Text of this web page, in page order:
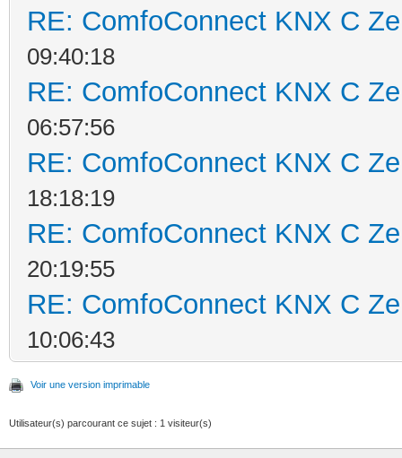
RE: ComfoConnect KNX C
09:40:18
RE: ComfoConnect KNX C
06:57:56
RE: ComfoConnect KNX C
18:18:19
RE: ComfoConnect KNX C
20:19:55
RE: ComfoConnect KNX C
10:06:43
Voir une version imprimable
Utilisateur(s) parcourant ce sujet : 1 visiteur(s)